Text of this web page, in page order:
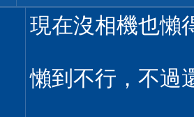
現在沒相機也懶
懶到不行，不過